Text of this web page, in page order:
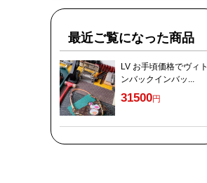
最近ご覧になった商品
LV お手頃価格でヴィト
ンバックインバッ...
31500円